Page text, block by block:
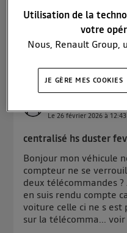
Lire les 3 réponses
Le26 février 2026 à 12:43
centralisé hs duster
Bonjour mon véhicule
compteur ne se
deux télécommandes
en suis rendu compte
voiture celle ci ne s
sur la télécomma...
Utilisation de la
votre
Nous, Renault Group,
cette notice de
télécom participant
de vos données
Elle utilise un
télécom basé sur votre
de votre contrat
JE GÈRE MES COOKIES